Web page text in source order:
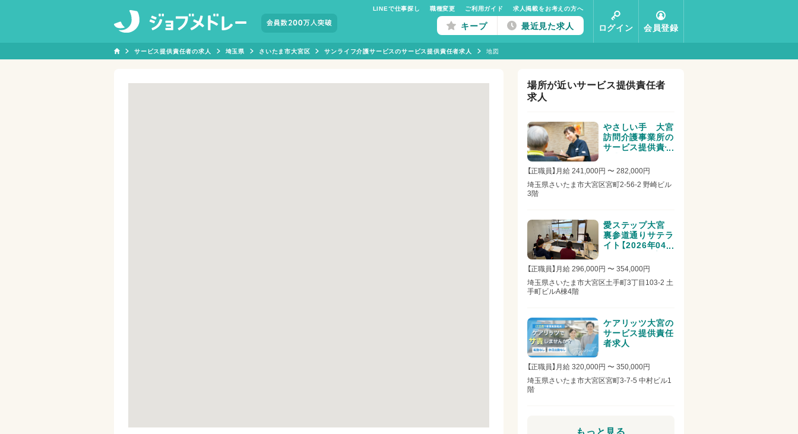
LINEで仕事探し 職種変更 ご利用ガイド 求人掲載をお考えの方へ
キープ 最近見た求人 ログイン 会員登録
サービス提供責任者の求人 埼玉県 さいたま市大宮区 サンライフ介護サービスのサービス提供責任者求人 地図
場所が近いサービス提供責任者
求人
やさしい手 大宮
訪問介護事業所の
サービス提供責任
【正職員】月給 241,000円 〜 282,000円
埼玉県さいたま市大宮区宮町2-56-2 野崎ビル
3階
愛ステップ大宮
裏参道通りサテラ
イト【2026年04
月01日オープン】
のサービス提供責
任者求人
【正職員】月給 296,000円 〜 354,000円
埼玉県さいたま市大宮区土手町3丁目103-2 土
手町ビルA棟4階
ケアリッツ大宮の
サービス提供責任
者求人
【正職員】月給 320,000円 〜 350,000円
埼玉県さいたま市大宮区宮町3-7-5 中村ビル1
階
もっと見る